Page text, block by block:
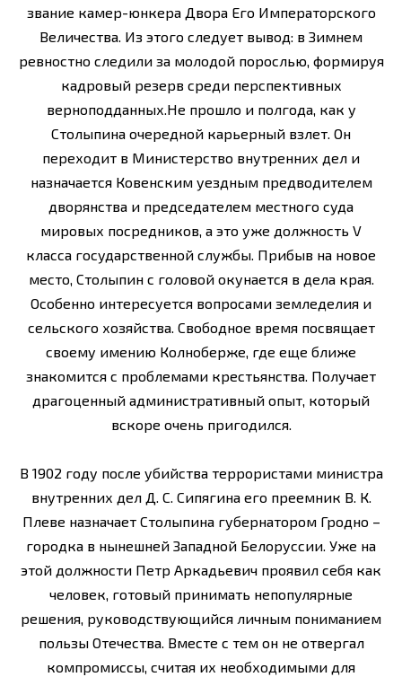
звание камер-юнкера Двора Его Императорского
Величества. Из этого следует вывод: в Зимнем
ревностно следили за молодой порослью, формируя
кадровый резерв среди перспективных
верноподданных.Не прошло и полгода, как у
Столыпина очередной карьерный взлет. Он
переходит в Министерство внутренних дел и
назначается Ковенским уездным предводителем
дворянства и председателем местного суда
мировых посредников, а это уже должность V
класса государственной службы. Прибыв на новое
место, Столыпин с головой окунается в дела края.
Особенно интересуется вопросами земледелия и
сельского хозяйства. Свободное время посвящает
своему имению Колноберже, где еще ближе
знакомится с проблемами крестьянства. Получает
драгоценный административный опыт, который
вскоре очень пригодился.
В 1902 году после убийства террористами министра
внутренних дел Д. С. Сипягина его преемник В. К.
Плеве назначает Столыпина губернатором Гродно –
городка в нынешней Западной Белоруссии. Уже на
этой должности Петр Аркадьевич проявил себя как
человек, готовый принимать непопулярные
решения, руководствующийся личным пониманием
пользы Отечества. Вместе с тем он не отвергал
компромиссы, считая их необходимыми для